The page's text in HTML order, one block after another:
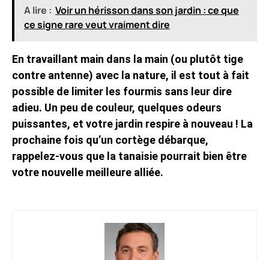
A lire : Voir un hérisson dans son jardin : ce que
ce signe rare veut vraiment dire
En travaillant main dans la main (ou plutôt tige
contre antenne) avec la nature, il est tout à fait
possible de limiter les fourmis sans leur dire
adieu. Un peu de couleur, quelques odeurs
puissantes, et votre jardin respire à nouveau ! La
prochaine fois qu’un cortège débarque,
rappelez-vous que la tanaisie pourrait bien être
votre nouvelle meilleure alliée.